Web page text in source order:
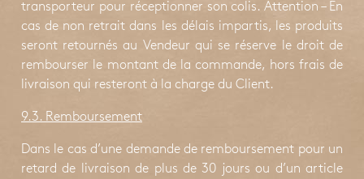
transporteur pour réceptionner son colis. Attention – En
cas de non retrait dans les délais impartis, les produits
seront retournés au Vendeur qui se réserve le droit de
rembourser le montant de la commande, hors frais de
livraison qui resteront à la charge du Client.
9.3. Remboursement
Dans le cas d’une demande de remboursement pour un
retard de livraison de plus de 30 jours ou d’un article